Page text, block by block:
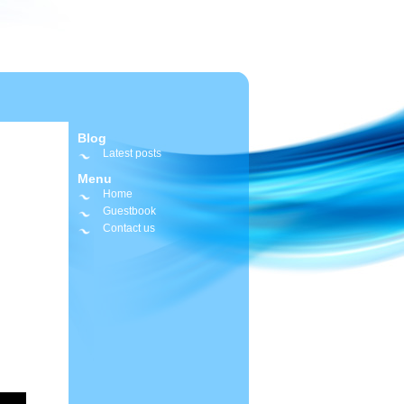
Blog
Latest posts
Menu
Home
Guestbook
Contact us